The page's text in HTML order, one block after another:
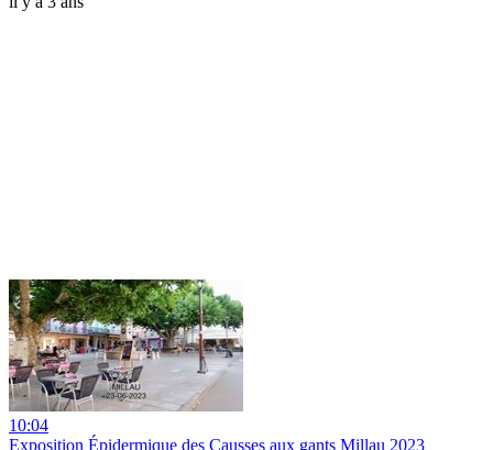
10:04
Exposition Épidermique des Causses aux gants Millau 2023